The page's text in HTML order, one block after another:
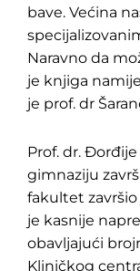
bave. Većina
Naravno da
je knjiga
je prof. dr
Prof. dr.
gimnaziju
fakultet završio
je kasnije
obavljajući
Kliničkog